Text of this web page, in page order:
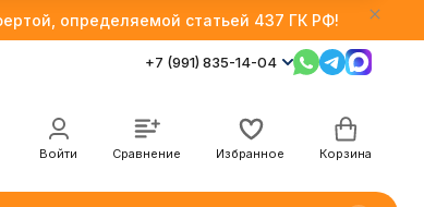
определяемой статьей 437 ГК РФ!
+7 (991) 835-14-04
Войти Сравнение Избранное Корзина